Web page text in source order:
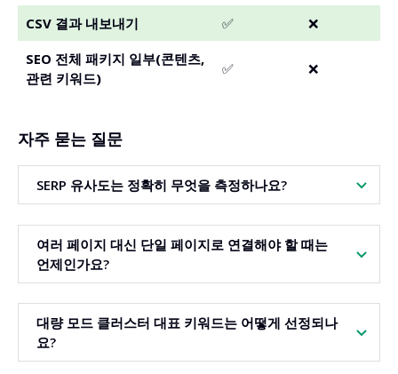
CSV 결과 내보내기
✅
❌
SEO 전체 패키지 일부(콘텐츠,
관련 키워드)
✅ ❌
자주 묻는 질문
SERP 유사도는 정확히 무엇을 측정하나요?
두 키워드의 상위 결과에서 동일한 URL이 차지하는 비율을 측
정합니다. 공통 URL이 많을수록 사용자 검색 의도가 더 유사
합니다.
여러 페이지 대신 단일 페이지로 연결해야 할 때는
언제인가요?
두 키워드의 결과가 임계값 이상 겹치면 하나의 페이지에서
둘 다 랭크될 수 있습니다. 임계값 이하라면 별도의 페이지를
만드는 게 대부분 더 좋습니다.
대량 모드 클러스터 대표 키워드는 어떻게 선정되나
요?